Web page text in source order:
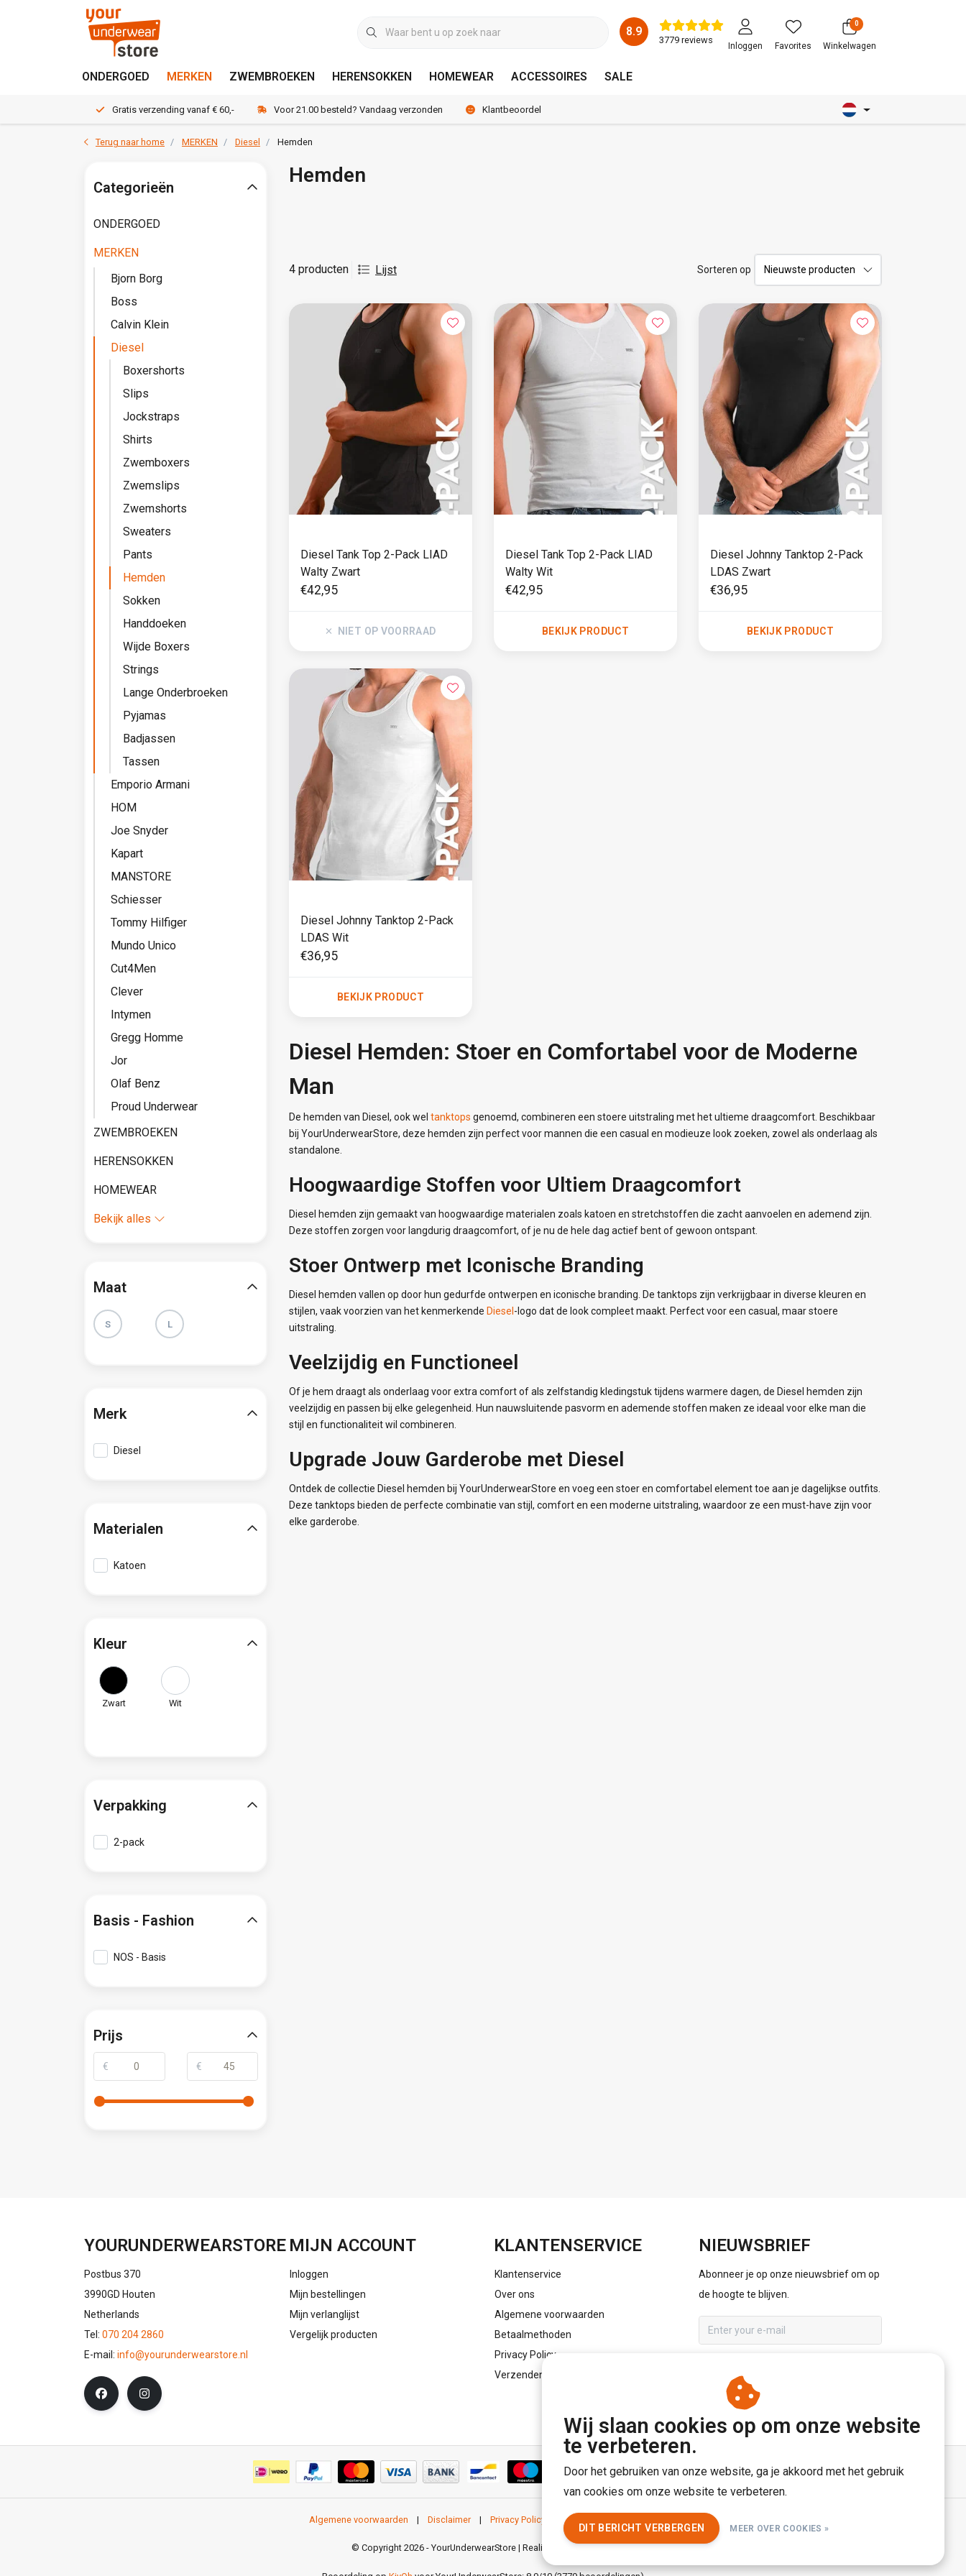
8.9
3779 reviews
Inloggen Favorites
0
Winkelwagen
ONDERGOED MERKEN ZWEMBROEKEN HERENSOKKEN HOMEWEAR ACCESSOIRES SALE
Gratis verzending vanaf € 60,- Voor 21.00 besteld? Vandaag verzonden Klantbeoordeling 8.9 / 10
Terug naar home MERKEN Diesel Hemden
Hemden
4 producten Lijst Sorteren op
Diesel Tank Top 2-Pack LIAD
Walty Zwart
€42,95
NIET OP VOORRAAD
Diesel Tank Top 2-Pack LIAD
Walty Wit
€42,95
BEKIJK PRODUCT
Diesel Johnny Tanktop 2-Pack
LDAS Zwart
€36,95
BEKIJK PRODUCT
Diesel Johnny Tanktop 2-Pack
LDAS Wit
€36,95
BEKIJK PRODUCT
Diesel Hemden: Stoer en Comfortabel voor de Moderne
Man
De hemden van Diesel, ook wel tanktops genoemd, combineren een stoere uitstraling met het ultieme draagcomfort. Beschikbaar
bij YourUnderwearStore, deze hemden zijn perfect voor mannen die een casual en modieuze look zoeken, zowel als onderlaag als
standalone.
Hoogwaardige Stoffen voor Ultiem Draagcomfort
Diesel hemden zijn gemaakt van hoogwaardige materialen zoals katoen en stretchstoffen die zacht aanvoelen en ademend zijn.
Deze stoffen zorgen voor langdurig draagcomfort, of je nu de hele dag actief bent of gewoon ontspant.
Stoer Ontwerp met Iconische Branding
Diesel hemden vallen op door hun gedurfde ontwerpen en iconische branding. De tanktops zijn verkrijgbaar in diverse kleuren en
stijlen, vaak voorzien van het kenmerkende Diesel -logo dat de look compleet maakt. Perfect voor een casual, maar stoere
uitstraling.
Veelzijdig en Functioneel
Of je hem draagt als onderlaag voor extra comfort of als zelfstandig kledingstuk tijdens warmere dagen, de Diesel hemden zijn
veelzijdig en passen bij elke gelegenheid. Hun nauwsluitende pasvorm en ademende stoffen maken ze ideaal voor elke man die
stijl en functionaliteit wil combineren.
Upgrade Jouw Garderobe met Diesel
Ontdek de collectie Diesel hemden bij YourUnderwearStore en voeg een stoer en comfortabel element toe aan je dagelijkse outfits.
Deze tanktops bieden de perfecte combinatie van stijl, comfort en een moderne uitstraling, waardoor ze een must-have zijn voor
elke garderobe.
Categorieën
ONDERGOED
MERKEN
Bjorn Borg
Boss
Calvin Klein
Diesel
Boxershorts
Slips
Jockstraps
Shirts
Zwemboxers
Zwemslips
Zwemshorts
Sweaters
Pants
Hemden
Sokken
Handdoeken
Wijde Boxers
Strings
Lange Onderbroeken
Pyjamas
Badjassen
Tassen
Emporio Armani
HOM
Joe Snyder
Kapart
MANSTORE
Schiesser
Tommy Hilfiger
Mundo Unico
Cut4Men
Clever
Intymen
Gregg Homme
Jor
Olaf Benz
Proud Underwear
ZWEMBROEKEN
HERENSOKKEN
HOMEWEAR
Bekijk alles
Maat
S L
Merk
Diesel
Materialen
Katoen
Kleur
Zwart Wit
Verpakking
2-pack
Basis - Fashion
NOS - Basis
Prijs
€ €
YOURUNDERWEARSTORE
Postbus 370
3990GD Houten
Netherlands
Tel: 070 204 2860
E-mail: info@yourunderwearstore.nl
MIJN ACCOUNT
Inloggen
Mijn bestellingen
Mijn verlanglijst
Vergelijk producten
KLANTENSERVICE
Klantenservice
Over ons
Algemene voorwaarden
Betaalmethoden
Privacy Policy
Verzenden & retourneren
NIEUWSBRIEF
Abonneer je op onze nieuwsbrief om op
de hoogte te blijven.
Algemene voorwaarden | Disclaimer | Privacy Policy Sitemap
© Copyright 2026 - YourUnderwearStore | Realisatie InStijl Media
Wij slaan cookies op om onze website
te verbeteren.
Door het gebruiken van onze website, ga je akkoord met het gebruik
van cookies om onze website te verbeteren.
DIT BERICHT VERBERGEN MEER OVER COOKIES »